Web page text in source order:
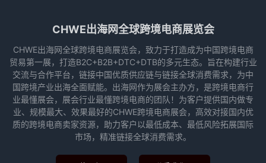
CHWE出海网全球跨境电商展览会
CHWE出海网全球跨境电商展览会，致力于打造成为中国跨境电商
贸易第一展，打造B2C+B2B+DTC+DTB的多元生态。旨在构建行业
交流与合作平台，链接中国优质供应链与链接全球消费需求，为中
国跨境产业出海全面赋能。出海网作为展会主办方，是跨境电商行
业最懂展会，展会行业最懂跨境电商的团队！为客户提供国内做专
业、规模最大、效果最好的CHWE跨境电商展会，高效对接国内优
质的跨境电商卖家资源，助力客户以最低成本、最低风险拓展国际
市场，精准链接全球消费需求。